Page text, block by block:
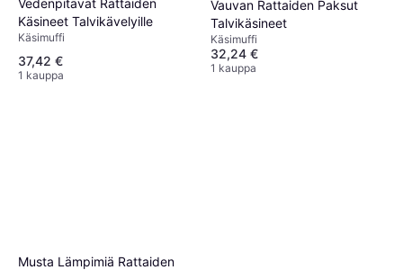
Vedenpitävät Rattaiden
Käsineet Talvikävelyille
Käsimuffi
37,42 €
1 kauppa
Vauvan Rattaiden Paksut
Talvikäsineet
Käsimuffi
32,24 €
1 kauppa
Musta Lämpimiä Rattaiden